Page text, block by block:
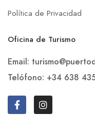
Política de Privacidad
Oficina de Turismo
Email:
Telófono: +34 638